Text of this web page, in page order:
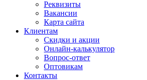
Реквизиты
Вакансии
Карта сайта
Клиентам
Скидки и акции
Онлайн-калькулятор
Вопрос-ответ
Оптовикам
Контакты